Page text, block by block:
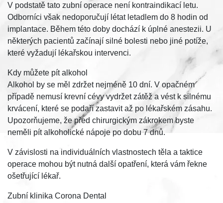
V podstatě tato zubní operace není kontraindikací letu.
Odborníci však nedoporučují létat letadlem do 8 hodin od
implantace. Během této doby dochází k úplné anestezii. U
některých pacientů začínají silné bolesti nebo jiné potíže,
které vyžadují lékařskou intervenci.
Kdy můžete pít alkohol
Alkohol by se měl zdržet nejméně 10 dní. V opačném
případě nemusí krevní cévy vydržet zátěž a vést k silnému
krvácení, které se podaří zastavit až po lékařském zásahu.
Upozorňujeme, že před chirurgickým zákrokem byste
neměli pít alkoholické nápoje po dobu 7 dnů.
V závislosti na individuálních vlastnostech těla a taktice
operace mohou být nutná další opatření, která vám řekne
ošetřující lékař.
Zubní klinika Corona Dental